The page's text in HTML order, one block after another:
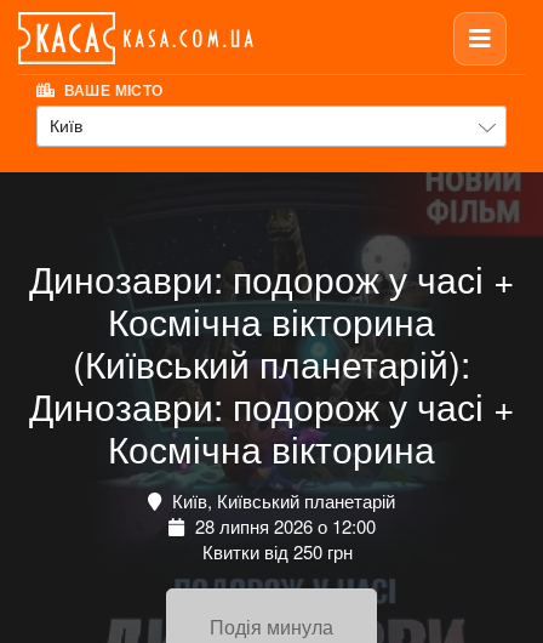
ВАШЕ МІСТО
Київ
Динозаври: подорож у часі +
Космічна вікторина
(Київський планетарій):
Динозаври: подорож у часі +
Космічна вікторина
Київ, Київський планетарій
28 липня 2026 о 12:00
Квитки від 250 грн
Подія минула